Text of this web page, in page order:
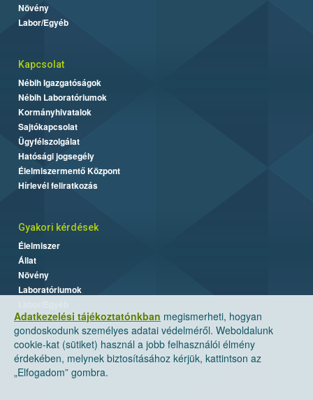
Adatkezelési tájékoztatónkban megismerheti, hogyan
gondoskodunk személyes adatai védelméről. Weboldalunk
cookie-kat (sütiket) használ a jobb felhasználói élmény
érdekében, melynek biztosításához kérjük, kattintson az
„Elfogadom” gombra.
Növény
Labor/Egyéb
Kapcsolat
Nébih Igazgatóságok
Nébih Laboratóriumok
Kormányhivatalok
Sajtókapcsolat
Ügyfélszolgálat
Hatósági jogsegély
Élelmiszermentő Központ
Hírlevél feliratkozás
Gyakori kérdések
Élelmiszer
Állat
Növény
Laboratóriumok